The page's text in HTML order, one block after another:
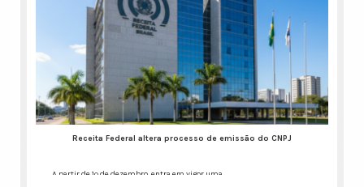
Publicação aponta salto
de eficiência e economia
para o cidadão por meio
do trabalho dos
cartórios de RTD e RCPJ
Nos últimos anos, as
especialidades
consolidaram a digitalização
dos serviços
Receita Federal altera processo de emissão do CNPJ
A partir de 1º de dezembro, entra em vigor uma